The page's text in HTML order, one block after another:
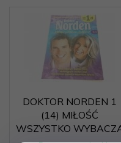
DOKTOR NORDEN 1
(14) MIŁOŚĆ
WSZYSTKO